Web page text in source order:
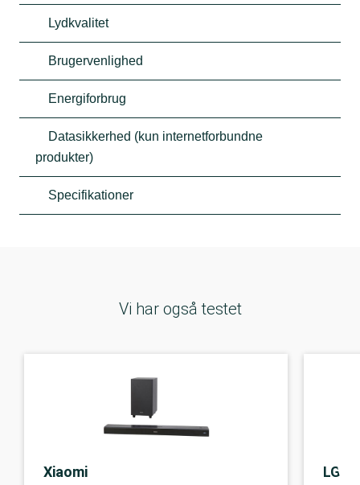
Lydkvalitet
Brugervenlighed
Energiforbrug
Datasikkerhed (kun internetforbundne
produkter)
Specifikationer
Vi har også testet
Xiaomi LG